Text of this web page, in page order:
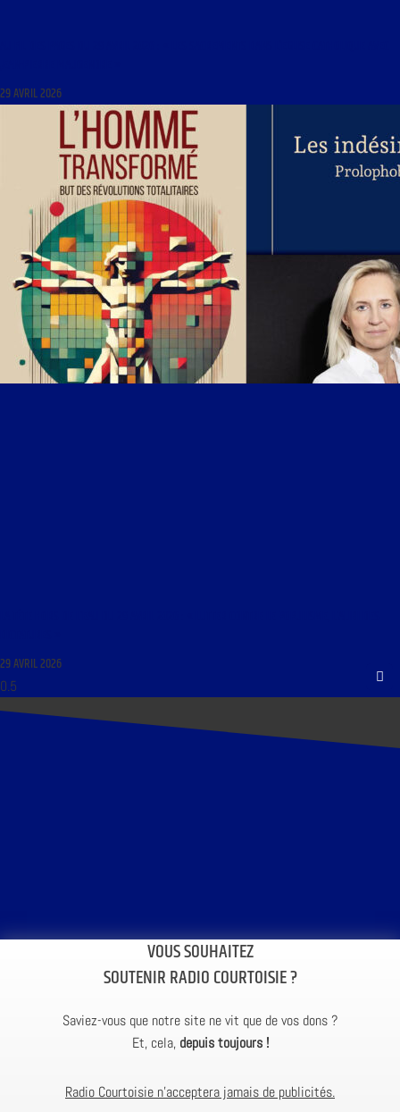
29 AVRIL 2026
29 AVRIL 2026
VOUS SOUHAITEZ
SOUTENIR RADIO COURTOISIE ?
Saviez-vous que notre site ne vit que de vos dons ?
Et, cela, depuis toujours !
Radio Courtoisie n’acceptera jamais de publicités.